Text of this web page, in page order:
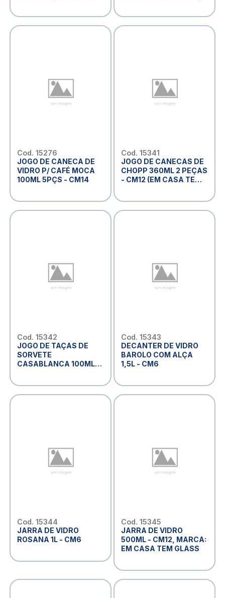
Cod. 15276
JOGO DE CANECA DE
VIDRO P/ CAFÉ MOCA
100ML 5PÇS - CM14
Cod. 15341
JOGO DE CANECAS DE
CHOPP 360ML 2 PEÇAS
- CM12 (EM CASA TEM
Cod. 15342
JOGO DE TAÇAS DE
SORVETE
CASABLANCA 100ML
Cod. 15343
DECANTER DE VIDRO
BAROLO COM ALÇA
1,5L - CM6
Cod. 15344
JARRA DE VIDRO
ROSANA 1L - CM6
Cod. 15345
JARRA DE VIDRO
500ML - CM12, MARCA:
EM CASA TEM GLASS